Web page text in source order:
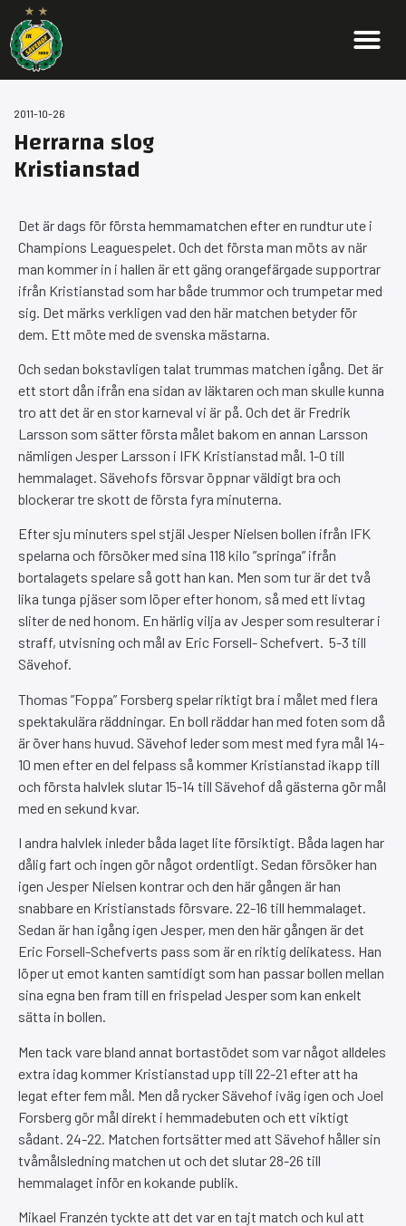
2011-10-26
Herrarna slog
Kristianstad
Det är dags för första hemmamatchen efter en rundtur ute i
Champions Leaguespelet. Och det första man möts av när
man kommer in i hallen är ett gäng orangefärgade supportrar
ifrån Kristianstad som har både trummor och trumpetar med
sig. Det märks verkligen vad den här matchen betyder för
dem. Ett möte med de svenska mästarna.
Och sedan bokstavligen talat trummas matchen igång. Det är
ett stort dån ifrån ena sidan av läktaren och man skulle kunna
tro att det är en stor karneval vi är på. Och det är Fredrik
Larsson som sätter första målet bakom en annan Larsson
nämligen Jesper Larsson i IFK Kristianstad mål. 1-0 till
hemmalaget. Sävehofs försvar öppnar väldigt bra och
blockerar tre skott de första fyra minuterna.
Efter sju minuters spel stjäl Jesper Nielsen bollen ifrån IFK
spelarna och försöker med sina 118 kilo ”springa” ifrån
bortalagets spelare så gott han kan. Men som tur är det två
lika tunga pjäser som löper efter honom, så med ett livtag
sliter de ned honom. En härlig vilja av Jesper som resulterar i
straff, utvisning och mål av Eric Forsell- Schefvert. 5-3 till
Sävehof.
Thomas ”Foppa” Forsberg spelar riktigt bra i målet med flera
spektakulära räddningar. En boll räddar han med foten som då
är över hans huvud. Sävehof leder som mest med fyra mål 14-
10 men efter en del felpass så kommer Kristianstad ikapp till
och första halvlek slutar 15-14 till Sävehof då gästerna gör mål
med en sekund kvar.
I andra halvlek inleder båda laget lite försiktigt. Båda lagen har
dålig fart och ingen gör något ordentligt. Sedan försöker han
igen Jesper Nielsen kontrar och den här gången är han
snabbare en Kristianstads försvare. 22-16 till hemmalaget.
Sedan är han igång igen Jesper, men den här gången är det
Eric Forsell-Schefverts pass som är en riktig delikatess. Han
löper ut emot kanten samtidigt som han passar bollen mellan
sina egna ben fram till en frispelad Jesper som kan enkelt
sätta in bollen.
Men tack vare bland annat bortastödet som var något alldeles
extra idag kommer Kristianstad upp till 22-21 efter att ha
legat efter fem mål. Men då rycker Sävehof iväg igen och Joel
Forsberg gör mål direkt i hemmadebuten och ett viktigt
sådant. 24-22. Matchen fortsätter med att Sävehof håller sin
tvåmålsledning matchen ut och det slutar 28-26 till
hemmalaget inför en kokande publik.
Mikael Franzén tyckte att det var en tajt match och kul att